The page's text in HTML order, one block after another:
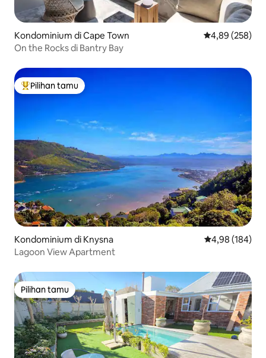
Kondominium di Cape Town Nilai rata-rata
4,89 (258)
On the Rocks di Bantry Bay
Pilihan tamu terpopuler
Pilihan tamu
Kondominium di Knysna Nilai rata-rata
4,98 (184)
Lagoon View Apartment
Pilihan tamu
Pilihan tamu